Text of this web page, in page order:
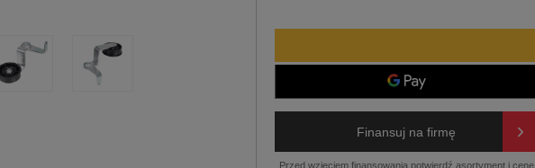
Finansuj na firmę
Przed wzięciem finansowania potwierdź asortyment i cenę